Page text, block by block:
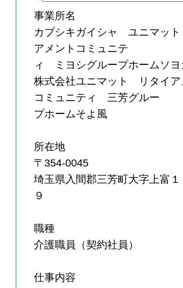
事業所名
カブシキガイシャ ユニマッ
アメントコミュニテ
ィ ミヨシグループホームソヨ
株式会社ユニマット リタイア
コミュニティ 三芳グルー
プホームそよ風
所在地
〒354-0045
埼玉県入間郡三芳町大字上富１
９
職種
介護職員（契約社員）
仕事内容